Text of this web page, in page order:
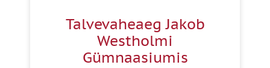
Talvevaheaeg Jakob
Westholmi
Gümnaasiumis